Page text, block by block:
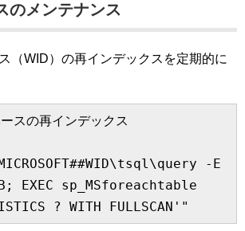
のメンテナンス
（WID）の再インデックスを定期的に
スの再インデックス
-E
EXEC sp_MSforeachtable
? WITH FULLSCAN'"